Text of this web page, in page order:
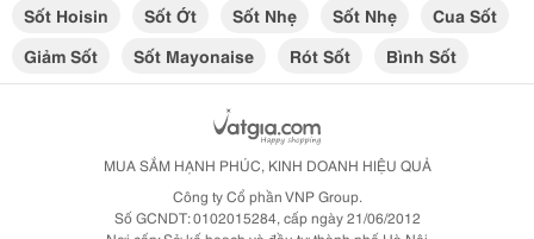
Sốt Hoisin
Sốt Ớt Sốt Nhẹ Sốt Nhẹ
Cua Sốt
Giảm Sốt
Sốt Mayonaise Rót Sốt Bình Sốt
MUA SẮM HẠNH PHÚC, KINH DOANH HIỆU QUẢ
Công ty Cổ phần VNP Group.
Số GCNDT: 0102015284, cấp ngày 21/06/2012